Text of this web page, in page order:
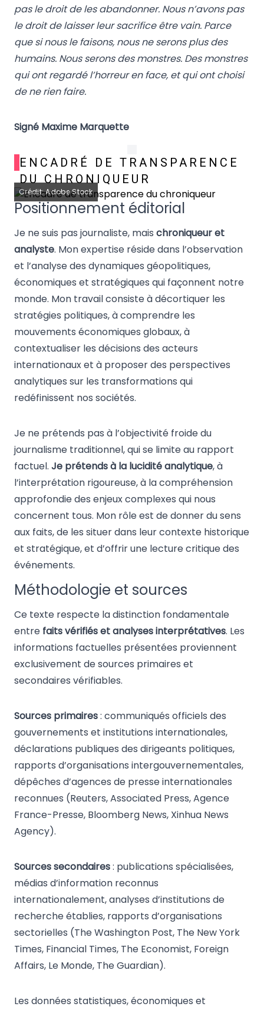
pas le droit de les abandonner. Nous n’avons pas
le droit de laisser leur sacrifice être vain. Parce
que si nous le faisons, nous ne serons plus des
humains. Nous serons des monstres. Des monstres
qui ont regardé l’horreur en face, et qui ont choisi
de ne rien faire.
Signé Maxime Marquette
ENCADRÉ DE TRANSPARENCE
DU CHRONIQUEUR
Crédit: Adobe Stock
Positionnement éditorial
Je ne suis pas journaliste, mais chroniqueur et
analyste. Mon expertise réside dans l’observation
et l’analyse des dynamiques géopolitiques,
économiques et stratégiques qui façonnent notre
monde. Mon travail consiste à décortiquer les
stratégies politiques, à comprendre les
mouvements économiques globaux, à
contextualiser les décisions des acteurs
internationaux et à proposer des perspectives
analytiques sur les transformations qui
redéfinissent nos sociétés.
Je ne prétends pas à l’objectivité froide du
journalisme traditionnel, qui se limite au rapport
factuel. Je prétends à la lucidité analytique, à
l’interprétation rigoureuse, à la compréhension
approfondie des enjeux complexes qui nous
concernent tous. Mon rôle est de donner du sens
aux faits, de les situer dans leur contexte historique
et stratégique, et d’offrir une lecture critique des
événements.
Méthodologie et sources
Ce texte respecte la distinction fondamentale
entre faits vérifiés et analyses interprétatives. Les
informations factuelles présentées proviennent
exclusivement de sources primaires et
secondaires vérifiables.
Sources primaires: communiqués officiels des
gouvernements et institutions internationales,
déclarations publiques des dirigeants politiques,
rapports d’organisations intergouvernementales,
dépêches d’agences de presse internationales
reconnues (Reuters, Associated Press, Agence
France-Presse, Bloomberg News, Xinhua News
Agency).
Sources secondaires: publications spécialisées,
médias d’information reconnus
internationalement, analyses d’institutions de
recherche établies, rapports d’organisations
sectorielles (The Washington Post, The New York
Times, Financial Times, The Economist, Foreign
Affairs, Le Monde, The Guardian).
Les données statistiques, économiques et